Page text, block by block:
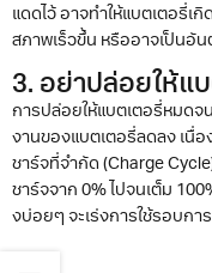
แดดไว้ อาจทำให้แบตเตอรี่เ
สภาพเร็วขึ้น หรืออาจเป็นอัน
3. อย่าปล่อยให้แ
การปล่อยให้แบตเตอรี่หมดจ
งานของแบตเตอรี่ลดลง เนื่
ชาร์จที่จำกัด (Charge
ชาร์จจาก 0% ไปจนเต็ม
งบ่อยๆ จะเร่งการใช้รอบกา